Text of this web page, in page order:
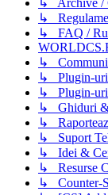
↳
↳ FAQ /
↳
↳ Plugin-uri
↳ Plugin-uri
↳ Ghiduri &
↳
↳ Suport
↳ Idei &
↳ Resurse
↳ Counter-